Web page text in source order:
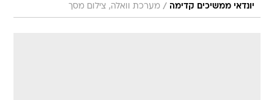
יונדאי ממשיכים קדימה / מערכת וואלה, צילום מסך